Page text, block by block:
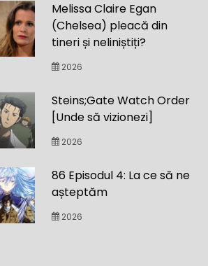
Melissa Claire Egan
(Chelsea) pleacă din
tineri și neliniștiți?
2026
Steins;Gate Watch Order
[Unde să vizionezi]
2026
86 Episodul 4: La ce să ne
așteptăm
2026